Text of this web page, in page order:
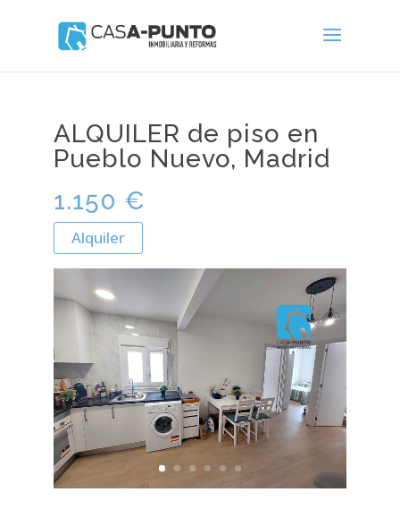
ALQUILER de piso en
Pueblo Nuevo, Madrid
1.150 €
Alquiler